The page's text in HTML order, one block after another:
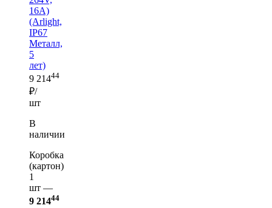
16A)
(Arlight,
IP67
Металл,
5
лет)
9 21444
₽/
шт
В
наличии
Коробка
(картон)
1
шт —
9 21444